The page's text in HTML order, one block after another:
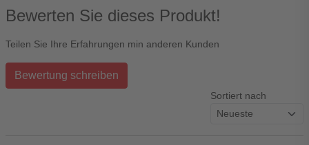
Bewerten Sie dieses Produkt!
Teilen Sie Ihre Erfahrungen min anderen Kunden
Bewertung schreiben
Sortiert nach